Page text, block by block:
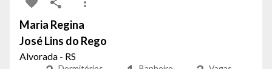
Maria Regina
José Lins do Rego
Alvorada - RS